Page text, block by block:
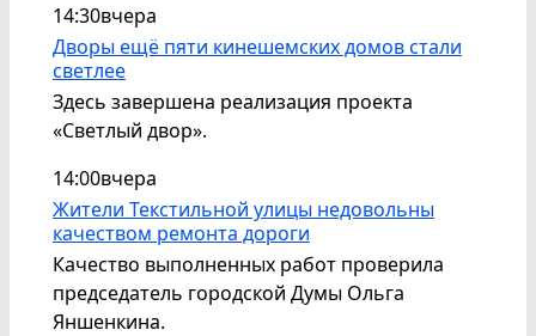
14:30вчера
Дворы ещё пяти кинешемских домов стали
светлее
Здесь завершена реализация проекта
«Светлый двор».
14:00вчера
Жители Текстильной улицы недовольны
качеством ремонта дороги
Качество выполненных работ проверила
председатель городской Думы Ольга
Яншенкина.